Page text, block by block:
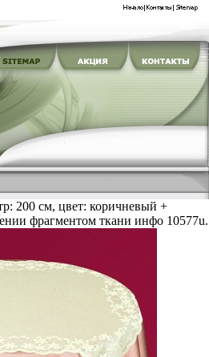
200 см, цвет: коричневый +
фрагментом ткани инфо 10577u.